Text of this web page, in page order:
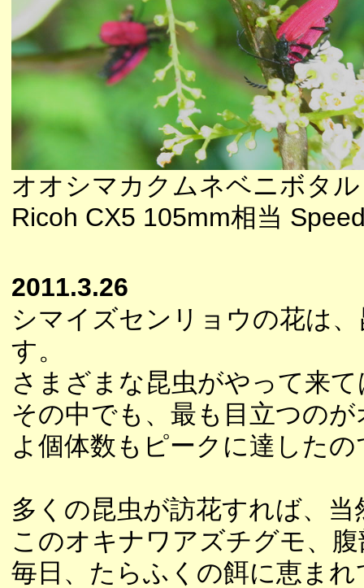
オオシマカクムネベニボタル
Ricoh CX5 105mm相当
2011.3.26
シマイズセンリョウの花は
す。
さまざまな昆虫がやって来
その中でも、最も目立つの
よ個体数もピークに達した
多くの昆虫が訪花すれば、
このオキナワアズチグモ、
毎日、たらふくの餌に恵ま